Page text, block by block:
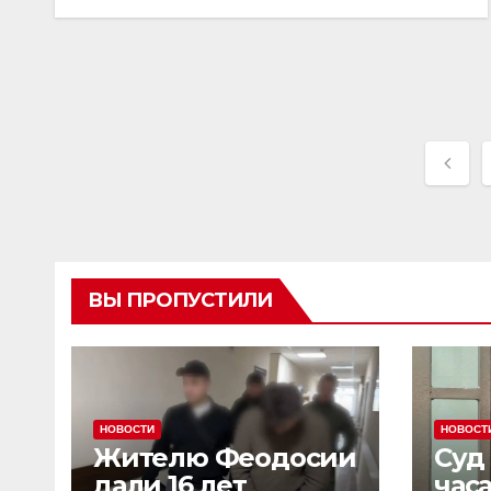
ВЫ ПРОПУСТИЛИ
НОВОСТИ
Жителю Феодосии
дали 16 лет
Суд